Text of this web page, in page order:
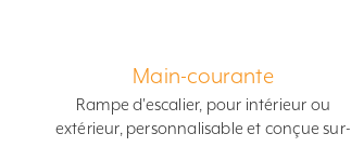
Main-courante
Rampe d'escalier, pour intérieur ou
extérieur, personnalisable et conçue sur-